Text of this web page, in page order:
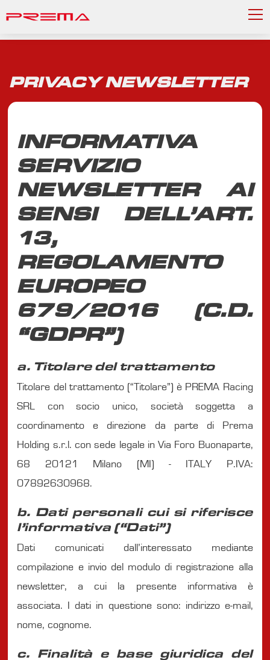
PRIVACY NEWSLETTER
INFORMATIVA
SERVIZIO
NEWSLETTER AI
SENSI DELL’ART.
13,
REGOLAMENTO
EUROPEO
679/2016 (C.D.
“GDPR”)
a. Titolare del trattamento
Titolare del trattamento (“Titolare”) è PREMA Racing
SRL con socio unico, società soggetta a
coordinamento e direzione da parte di Prema
Holding s.r.l. con sede legale in Via Foro Buonaparte,
68 20121 Milano (MI) - ITALY P.IVA:
07892630968.
b. Dati personali cui si riferisce
l’informativa (“Dati”)
Dati comunicati dall’interessato mediante
compilazione e invio del modulo di registrazione alla
newsletter, a cui la presente informativa è
associata. I dati in questione sono: indirizzo e-mail,
nome, cognome.
c. Finalità e base giuridica del